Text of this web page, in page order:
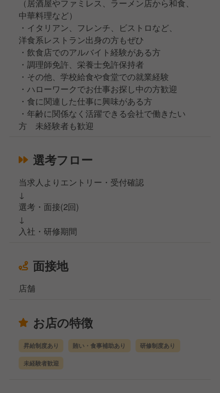
（居酒屋やファミレス、ラーメン店から和食、
中華料理など）
・イタリアン、フレンチ、ビストロなど、
洋食系レストラン出身の方もぜひ
・飲食店でのアルバイト経験がある方
・調理師免許、栄養士免許保持者
・その他、学校給食や食堂での就業経験
・ハローワークでお仕事お探し中の方歓迎
・食に関連した仕事に興味がある方
・年齢に関係なく活躍できる会社で働きたい
方 未経験者も歓迎
選考フロー
当求人よりエントリー・受付確認
↓
選考・面接(2回)
↓
入社・研修期間
面接地
店舗
お店の特徴
昇給制度あり 賄い・食事補助あり 研修制度あり
未経験者歓迎